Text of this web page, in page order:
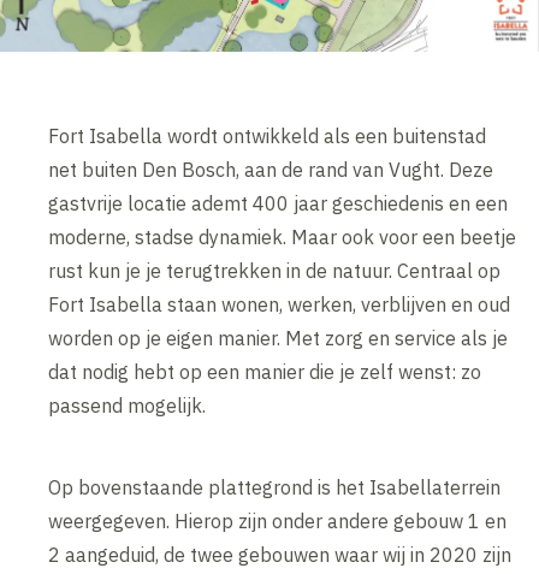
Fort Isabella wordt ontwikkeld als een buitenstad
net buiten Den Bosch, aan de rand van Vught. Deze
gastvrije locatie ademt 400 jaar geschiedenis en een
moderne, stadse dynamiek. Maar ook voor een beetje
rust kun je je terugtrekken in de natuur. Centraal op
Fort Isabella staan wonen, werken, verblijven en oud
worden op je eigen manier. Met zorg en service als je
dat nodig hebt op een manier die je zelf wenst: zo
passend mogelijk.
Op bovenstaande plattegrond is het Isabellaterrein
weergegeven. Hierop zijn onder andere gebouw 1 en
2 aangeduid, de twee gebouwen waar wij in 2020 zijn